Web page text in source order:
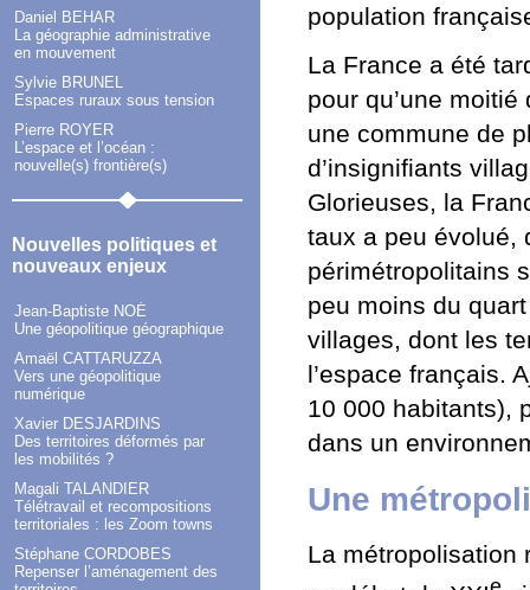
Daniel BEHAR
La géographie administrative
en mouvement
Sylvie BRUNEL
Espaces ruraux sous tension
Pierre ROYER
L’espace et l’océan :
nouvelle(s) frontière(s)
Nouvelles politiques et
nouveaux enjeux
Jean-Baptiste NOÉ
Une géopolitique géographique
Amaël CATTARUZZA
Vers une géopolitique
numérique
Xavier DESJARDINS
Des territoires déformés par
les mobilités ?
Magali TALANDIER
Télétravail et recompositions
territoriales : les Zoom towns
Stéphane CORDOBES
Repenser l’aménagement des
population
La France a été
pour qu’une
une commune de
d’insignifiants
Glorieuses, la
taux a peu évolué,
périmétropolitains
peu moins du
villages, dont les
l’espace français.
10 000 habitants),
dans un
Une
La métropolisation